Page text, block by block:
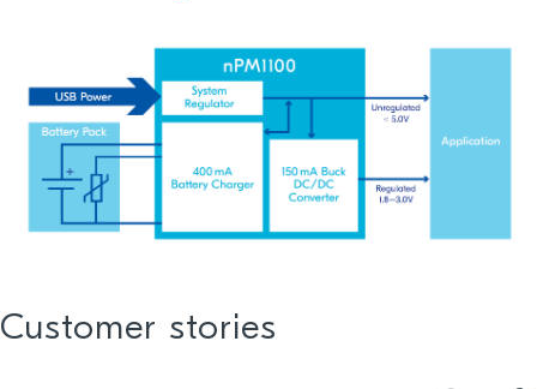
Customer stories